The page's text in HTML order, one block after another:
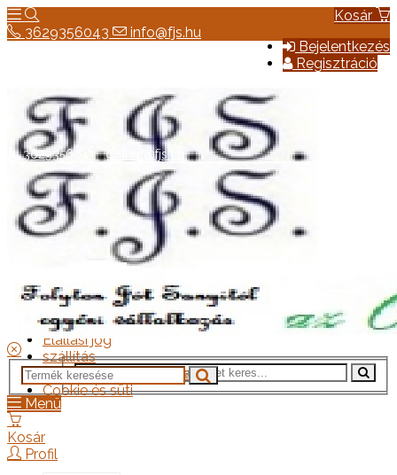
Kosár
Bejelentkezés
Regisztráció
3629356043 info@fjs.hu
Hírek
Elérhetőség
Általános szerződési feltételek
Elállási jog
szállítás
Adatkezelési tájékoztató
Cookie és süti
3629356043 info@fjs.hu
Menü
Kosár
Profil